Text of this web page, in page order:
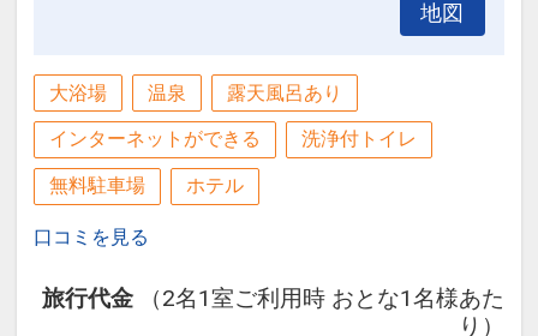
地図
大浴場 温泉 露天風呂あり
インターネットができる 洗浄付トイレ
無料駐車場 ホテル
口コミを見る
旅行代金
（2名1室ご利用時 おとな1名様あた
り）